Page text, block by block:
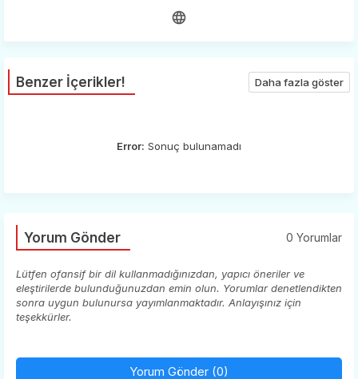
Benzer İçerikler! Daha fazla göster
Error: Sonuç bulunamadı
Yorum Gönder 0 Yorumlar
Lütfen ofansif bir dil kullanmadığınızdan, yapıcı öneriler ve
eleştirilerde bulunduğunuzdan emin olun. Yorumlar denetlendikten
sonra uygun bulunursa yayımlanmaktadır. Anlayışınız için
teşekkürler.
Yorum Gönder (0)